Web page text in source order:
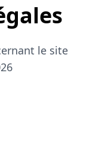
le site